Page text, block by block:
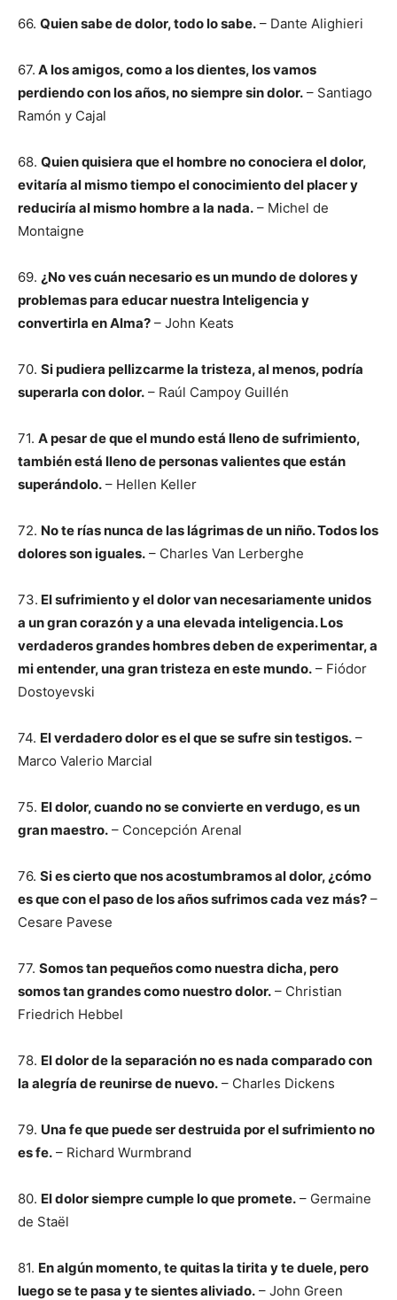
66. Quien sabe de dolor, todo lo sabe. – Dante Alighieri
67. A los amigos, como a los dientes, los vamos
perdiendo con los años, no siempre sin dolor. – Santiago
Ramón y Cajal
68. Quien quisiera que el hombre no conociera el dolor,
evitaría al mismo tiempo el conocimiento del placer y
reduciría al mismo hombre a la nada. – Michel de
Montaigne
69. ¿No ves cuán necesario es un mundo de dolores y
problemas para educar nuestra Inteligencia y
convertirla en Alma? – John Keats
70. Si pudiera pellizcarme la tristeza, al menos, podría
superarla con dolor. – Raúl Campoy Guillén
71. A pesar de que el mundo está lleno de sufrimiento,
también está lleno de personas valientes que están
superándolo. – Hellen Keller
72. No te rías nunca de las lágrimas de un niño. Todos los
dolores son iguales. – Charles Van Lerberghe
73. El sufrimiento y el dolor van necesariamente unidos
a un gran corazón y a una elevada inteligencia. Los
verdaderos grandes hombres deben de experimentar, a
mi entender, una gran tristeza en este mundo. – Fiódor
Dostoyevski
74. El verdadero dolor es el que se sufre sin testigos. –
Marco Valerio Marcial
75. El dolor, cuando no se convierte en verdugo, es un
gran maestro. – Concepción Arenal
76. Si es cierto que nos acostumbramos al dolor, ¿cómo
es que con el paso de los años sufrimos cada vez más? –
Cesare Pavese
77. Somos tan pequeños como nuestra dicha, pero
somos tan grandes como nuestro dolor. – Christian
Friedrich Hebbel
78. El dolor de la separación no es nada comparado con
la alegría de reunirse de nuevo. – Charles Dickens
79. Una fe que puede ser destruida por el sufrimiento no
es fe. – Richard Wurmbrand
80. El dolor siempre cumple lo que promete. – Germaine
de Staël
81. En algún momento, te quitas la tirita y te duele, pero
luego se te pasa y te sientes aliviado. – John Green